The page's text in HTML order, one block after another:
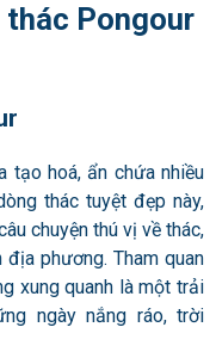
Pongour
tạo hoá, ẩn chứa nhiều
thác tuyệt đẹp này,
chuyện thú vị về thác,
phương. Tham quan
xung quanh là một trải
ngày nắng ráo, trời